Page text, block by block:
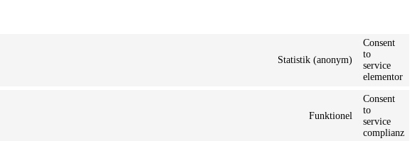
Statistik (anonym)
Consent
to
service
elementor
Funktionel
Consent
to
service
complianz